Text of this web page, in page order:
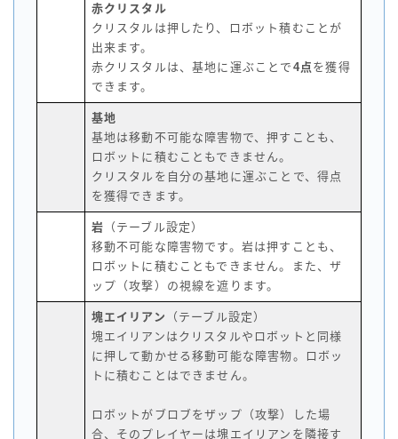
赤クリスタル
クリスタルは押したり、ロボット積むことが
出来ます。
赤クリスタルは、基地に運ぶことで 4点 を獲得
できます。
基地
基地は移動不可能な障害物で、押すことも、
ロボットに積むこともできません。
クリスタルを自分の基地に運ぶことで、得点
を獲得できます。
岩 （テーブル設定）
移動不可能な障害物です。岩は押すことも、
ロボットに積むこともできません。また、ザ
ップ（攻撃）の視線を遮ります。
塊エイリアン
（テーブル設定）
塊エイリアンはクリスタルやロボットと同様
に押して動かせる移動可能な障害物。ロボッ
トに積むことはできません。
ロボットがブロブをザップ（攻撃）した場
合、そのプレイヤーは塊エイリアンを隣接す